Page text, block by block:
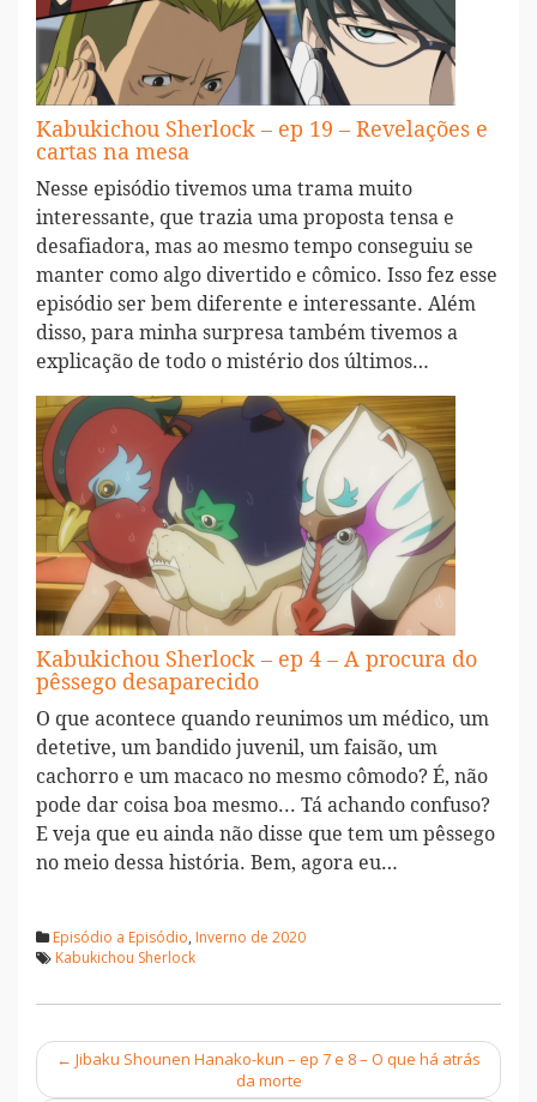
Kabukichou Sherlock – ep 19 – Revelações e
cartas na mesa
Nesse episódio tivemos uma trama muito
interessante, que trazia uma proposta tensa e
desafiadora, mas ao mesmo tempo conseguiu se
manter como algo divertido e cômico. Isso fez esse
episódio ser bem diferente e interessante. Além
disso, para minha surpresa também tivemos a
explicação de todo o mistério dos últimos…
Kabukichou Sherlock – ep 4 – A procura do
pêssego desaparecido
O que acontece quando reunimos um médico, um
detetive, um bandido juvenil, um faisão, um
cachorro e um macaco no mesmo cômodo? É, não
pode dar coisa boa mesmo... Tá achando confuso?
E veja que eu ainda não disse que tem um pêssego
no meio dessa história. Bem, agora eu…
Episódio a Episódio, Inverno de 2020
Kabukichou Sherlock
Navegação
← Jibaku Shounen Hanako-kun – ep 7 e 8 – O que há atrás
da morte